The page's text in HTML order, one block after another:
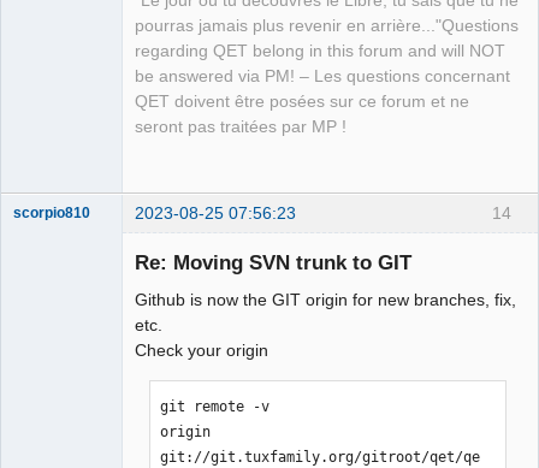
pourras jamais plus revenir en arrière..."Questions
regarding QET belong in this forum and will NOT
be answered via PM! – Les questions concernant
QET doivent être posées sur ce forum et ne
seront pas traitées par MP !
14
scorpio810 2023-08-25 07:56:23
Re: Moving SVN trunk to GIT
Github is now the GIT origin for new branches, fix,
etc.
Check your origin
git remote -v
origin
git://git.tuxfamily.org/gitroot/qet/qe